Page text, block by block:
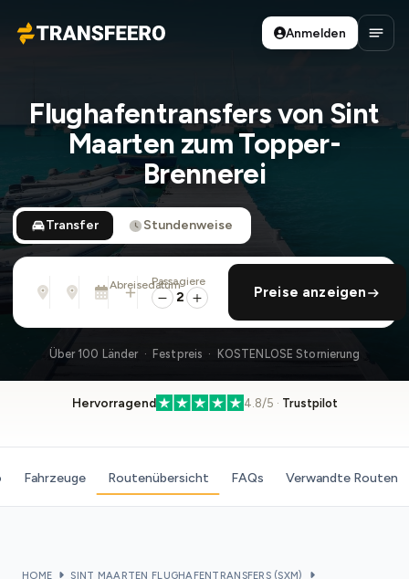
Transfeero
Anmelden
Flughafentransfers von Sint
Maarten zum Topper-
Brennerei
Transfer Stundenweise
Von
Adresse, Flughafen, Hotel, ...
Nach
Adresse, Flughafen, Hotel, ...
Abreisedatum
So., 9. Aug. · 01:45 PM
rückfahrt hinzufügen
Passagiere
2 Preise anzeigen
Über 100 Länder · Festpreis · KOSTENLOSE Stornierung
Hervorragend 4.8/5 · Trustpilot
Fahrzeuge Routenübersicht FAQs Verwandte Routen
HOME
SINT MAARTEN FLUGHAFENTRANSFERS (SXM)